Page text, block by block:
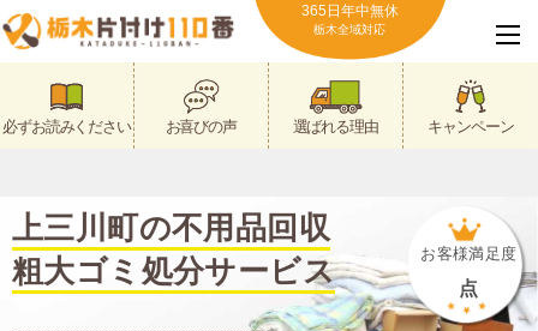
365日年中無休
栃木全域対応
必ずお読みください お喜びの声 選ばれる理由 キャンペーン
上三川町の不用品回収
粗大ゴミ処分サービス
お客様満足度
点